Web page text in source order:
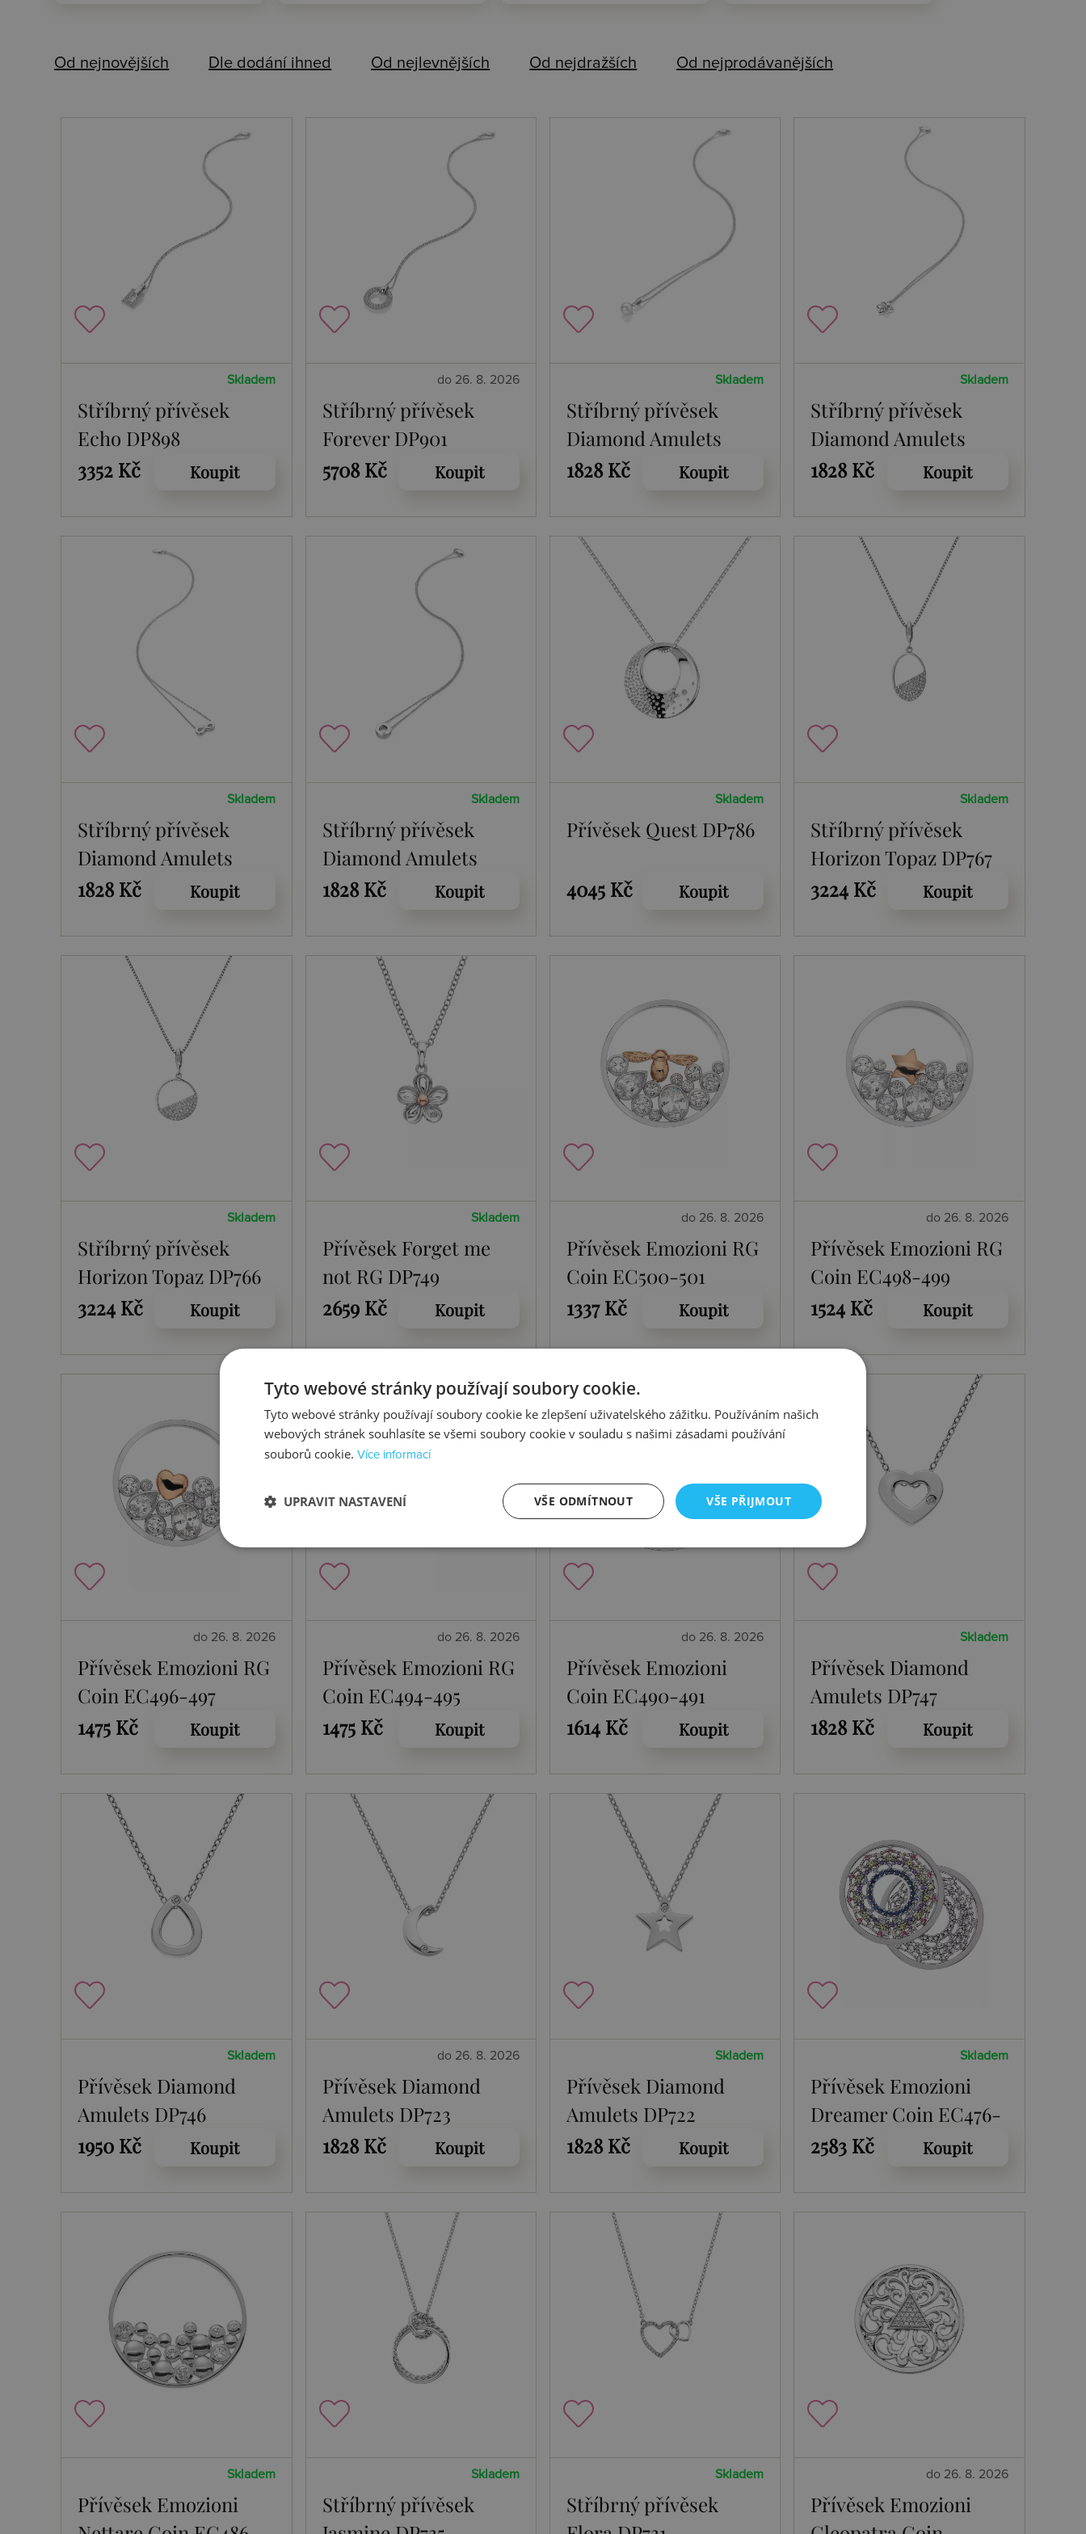
Od nejnovějších Dle dodání ihned Od nejlevnějších Od nejdražších Od nejprodávanějších
Skladem
Stříbrný přívěsek
Echo DP898
3352 Kč
Koupit
do 26. 8. 2026
Stříbrný přívěsek
Forever DP901
5708 Kč
Koupit
Skladem
Stříbrný přívěsek
Diamond Amulets
DP895
1828 Kč Koupit
Skladem
Stříbrný přívěsek
Diamond Amulets
DP894
1828 Kč Koupit
Skladem
Stříbrný přívěsek
Diamond Amulets
DP893
1828 Kč Koupit
Skladem
Stříbrný přívěsek
Diamond Amulets
DP892
1828 Kč Koupit
Skladem
Přívěsek Quest DP786
4045 Kč Koupit
Skladem
Stříbrný přívěsek
Horizon Topaz DP767
3224 Kč
Koupit
Skladem
Stříbrný přívěsek
Horizon Topaz DP766
3224 Kč
Koupit
Skladem
Přívěsek Forget me
not RG DP749
2659 Kč
Koupit
do 26. 8. 2026
Přívěsek Emozioni RG
Coin EC500-501
1337 Kč
Koupit
do 26. 8. 2026
Přívěsek Emozioni RG
Coin EC498-499
1524 Kč
Koupit
do 26. 8. 2026
Přívěsek Emozioni RG
Coin EC496-497
1475 Kč
Koupit
do 26. 8. 2026
Přívěsek Emozioni RG
Coin EC494-495
1475 Kč
Koupit
do 26. 8. 2026
Přívěsek Emozioni
Coin EC490-491
1614 Kč
Koupit
Skladem
Přívěsek Diamond
Amulets DP747
1828 Kč
Koupit
Skladem
Přívěsek Diamond
Amulets DP746
1950 Kč
Koupit
do 26. 8. 2026
Přívěsek Diamond
Amulets DP723
1828 Kč
Koupit
Skladem
Přívěsek Diamond
Amulets DP722
1828 Kč
Koupit
Skladem
Přívěsek Emozioni
Dreamer Coin EC476-
477
2583 Kč Koupit
Skladem
Přívěsek Emozioni
Skladem
Stříbrný přívěsek
Skladem
Stříbrný přívěsek
do 26. 8. 2026
Přívěsek Emozioni
Tyto webové stránky používají soubory cookie.
Tyto webové stránky používají soubory cookie ke zlepšení uživatelského zážitku. Používáním našich
webových stránek souhlasíte se všemi soubory cookie v souladu s našimi zásadami používání
souborů cookie. Více informací
VŠE PŘIJMOUT
VŠE ODMÍTNOUT
UPRAVIT NASTAVENÍ